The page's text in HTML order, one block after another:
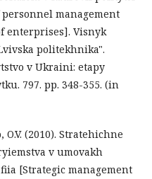
management
enterprises]. Visnyk
politekhnika".
v Ukraini: etapy
797. рр. 348-355. (in
O.V. (2010). Stratehichne
v umovakh
[Strategic management